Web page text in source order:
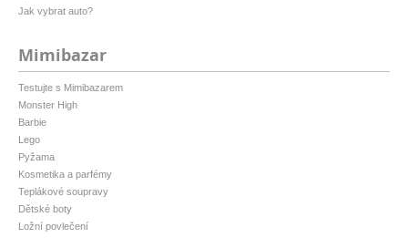
Jak vybrat auto?
Mimibazar
Testujte s Mimibazarem
Monster High
Barbie
Lego
Pyžama
Kosmetika a parfémy
Teplákové soupravy
Dětské boty
Ložní povlečení